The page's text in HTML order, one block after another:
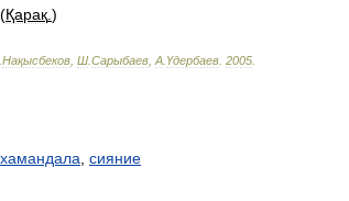
(Қарақ )
Нақысбеков Ш Сарыбаев А Үдербаев 2005
сияние